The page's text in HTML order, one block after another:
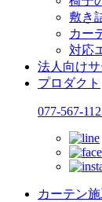
敷き
カー
対応
法人向け
プロダクト
077-567-
カーテン施